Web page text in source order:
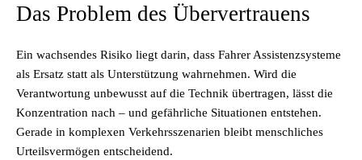
Das Problem des Übervertrauens
Ein wachsendes Risiko liegt darin, dass Fahrer Assistenzsysteme
als Ersatz statt als Unterstützung wahrnehmen. Wird die
Verantwortung unbewusst auf die Technik übertragen, lässt die
Konzentration nach – und gefährliche Situationen entstehen.
Gerade in komplexen Verkehrsszenarien bleibt menschliches
Urteilsvermögen entscheidend.